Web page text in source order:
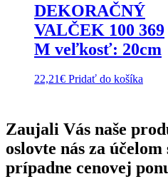
options
may
be
chosen
on
the
product
DEKORAČNÝ
VALČEK 100 369
M veľkosť: 20cm
22,21€ Pridať do košíka
Zaujali Vás naše
oslovte nás za
prípadne cenovej